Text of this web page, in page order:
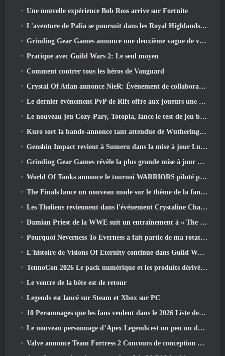
Une nouvelle expérience Bob Ross arrive sur Fortnite
L'aventure de Palia se poursuit dans les Royal Highlands avec la mise à jour d'aujourd'hui
Grinding Gear Games annonce une deuxième vague de ventes de billets pour l'ExileCon
Pratique avec Guild Wars 2: Le seul moyen
Comment contrer tous les héros de Vanguard
Crystal Of Atlan annonce NieR: Événement de collaboration sur les automates
Le dernier événement PvP de Rift offre aux joueurs une chance de gagner jusqu'à 4000 Crédits et un nouveau titre
Le nouveau jeu Cozy-Pary, Totopia, lance le test de jeu bêta fermé
Kuro sort la bande-annonce tant attendue de Wuthering Waves Cyberpunk: Crossover Edgerunners
Genshin Impact revient à Sumeru dans la mise à jour Luna VII
Grinding Gear Games révèle la plus grande mise à jour de Path Of Exile II à ce jour, Le retour des anciens
World Of Tanks annonce le tournoi WARRIORS piloté par la communauté
The Finals lance un nouveau mode sur le thème de la fantasy médiévale « Dragon's Claim »
Les Tholiens reviennent dans l'événement Crystaline Chaos de Star Trek Online
Damian Priest de la WWE suit un entraînement à « The Loot Camp » dans la bande-annonce Live Action Burst Fest de Delta Force
Pourquoi Neverness To Everness a fait partie de ma rotation, Pour l'instant
L'histoire de Visions Of Eternity continue dans Guild Wars 2 La semaine prochaine
TennoCon 2026 Le pack numérique et les produits dérivés sont désormais disponibles à l'achat
Le ventre de la bête est de retour
Legends est lancé sur Steam et Xbox sur PC
10 Personnages que les fans veulent dans le 2026 Liste des rivaux Marvel les plus nombreux et quelle est la probabilité qu'ils se produisent
Le nouveau personnage d’Apex Legends est un peu un démon de la vitesse
Valve annonce Team Fortress 2 Concours de conception du trophée ÜBERFEST